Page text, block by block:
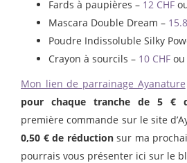
Fards à paupières – 12 CHF
Mascara Double Dream –
Poudre Indissoluble Silky
Crayon à sourcils – 10 CHF ou
Mon lien de parrainage Ayanature
pour chaque tranche de 5 €
première commande sur le site
0,50 € de réductionsur ma
pourrais vous présenter ici sur le